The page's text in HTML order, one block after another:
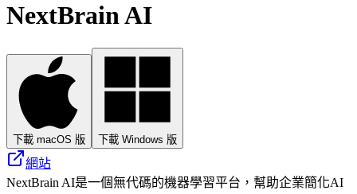
NextBrain AI
下載 macOS 版 下載 Windows 版
網站
NextBrain AI是一個無代碼的機器學習平台，幫助企業簡化AI